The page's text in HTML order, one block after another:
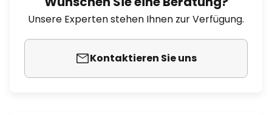
Unsere Experten stehen Ihnen zur Verfügung.
Kontaktieren Sie uns